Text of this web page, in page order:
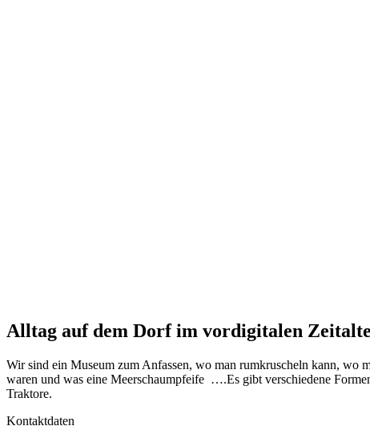
Alltag auf dem Dorf im vordigitalen
Wir sind ein Museum zum Anfassen, wo man rumkruscheln kann, wo
waren und was eine Meerschaumpfeife ….Es gibt verschiedene
Traktore.
Kontaktdaten